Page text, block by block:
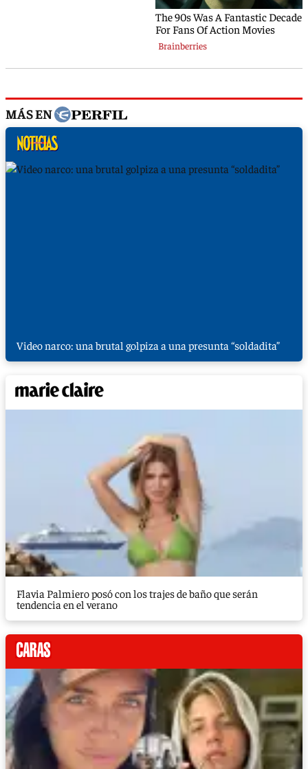
MÁS EN
Video narco: una brutal golpiza a una presunta “soldadita”
Flavia Palmiero posó con los trajes de baño que serán
tendencia en el verano